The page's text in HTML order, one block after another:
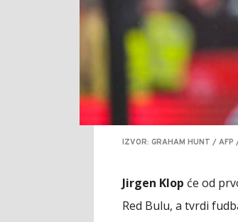
IZVOR: GRAHAM HUNT / AFP
Jirgen Klop će od
Red Bulu, a tvrdi